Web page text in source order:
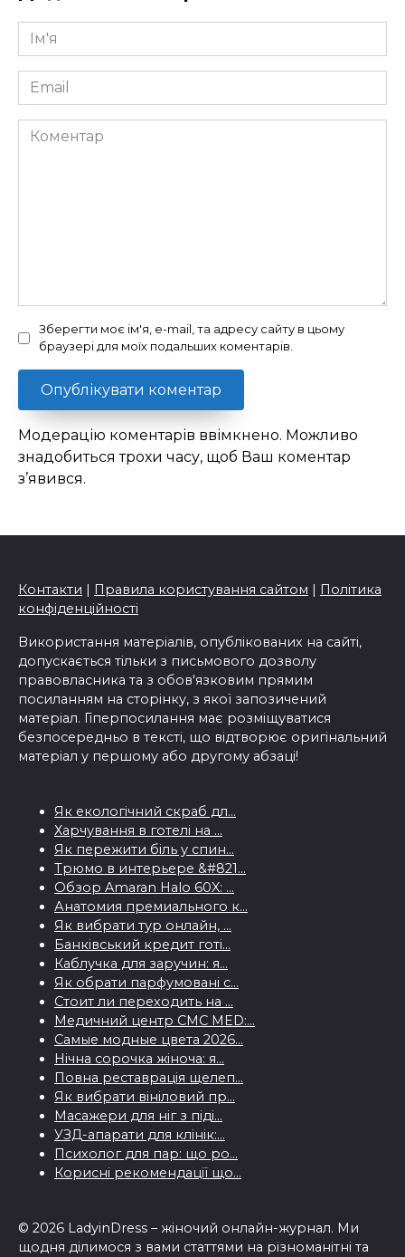
Ім'я
*
Email
*
Коментар
Зберегти моє ім'я, e-mail, та адресу сайту в цьому
браузері для моїх подальших коментарів.
Модерацію коментарів ввімкнено. Можливо
знадобиться трохи часу, щоб Ваш коментар
з’явився.
Контакти | Правила користування сайтом | Політика
конфіденційності
Використання матеріалів, опублікованих на сайті,
допускається тільки з письмового дозволу
правовласника та з обов'язковим прямим
посиланням на сторінку, з якої запозичений
матеріал. Гіперпосилання має розміщуватися
безпосередньо в тексті, що відтворює оригінальний
матеріал у першому або другому абзаці!
Як екологічний скраб дл...
Харчування в готелі на ...
Як пережити біль у спин...
Трюмо в интерьере &#821...
Обзор Amaran Halo 60X: ...
Анатомия премиального к...
Як вибрати тур онлайн, ...
Банківський кредит готі...
Каблучка для заручин: я...
Як обрати парфумовані с...
Стоит ли переходить на ...
Медичний центр CMC MED:...
Самые модные цвета 2026...
Нічна сорочка жіноча: я...
Повна реставрація щелеп...
Як вибрати вініловий пр...
Масажери для ніг з піді...
УЗД-апарати для клінік:...
Психолог для пар: що ро...
Корисні рекомендації що...
© 2026 LadyinDress – жіночий онлайн-журнал. Ми
щодня ділимося з вами статтями на різноманітні та